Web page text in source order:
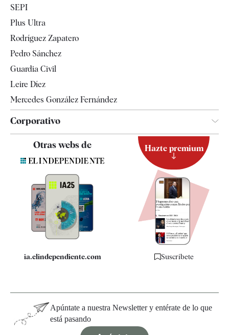
Televisión
SEPI
Plus Ultra
Rodríguez Zapatero
Pedro Sánchez
Guardia Civil
Leire Díez
Mercedes González Fernández
Corporativo
Contacto
Quiénes somos
Especificaciones
Otras webs de
ia.elindependiente.com
Hazte premium
Suscríbete
Apúntate a nuestra Newsletter y entérate de lo que
está pasando